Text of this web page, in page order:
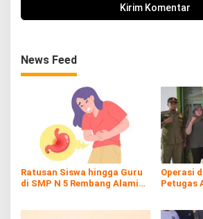
News Feed
Ratusan Siswa hingga Guru
di SMP N 5 Rembang Alami
Operasi
Petugas